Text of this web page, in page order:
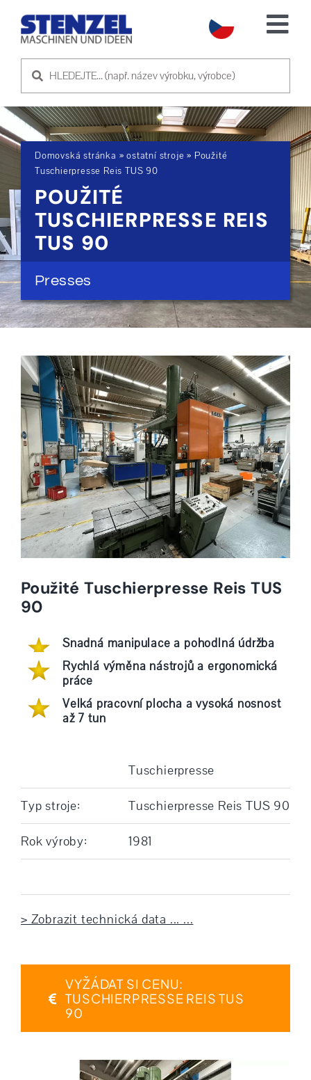
POUŽITÉ STROJE
PRODEJ STROJE
SLUŽBA
O NÁS
KONTAKTUJTE NÁS
Domovská stránka »ostatní stroje » Použité
Tuschierpresse Reis TUS 90
POUŽITÉ
TUSCHIERPRESSE REIS
TUS 90
Presses
Použité Tuschierpresse Reis TUS
90
Snadná manipulace a pohodlná údržba
Rychlá výměna nástrojů a ergonomická
práce
Velká pracovní plocha a vysoká nosnost
až 7 tun
Tuschierpresse
Typ stroje: Tuschierpresse Reis TUS 90
Rok výroby: 1981
> Zobrazit technická data ... ...
VYŽÁDAT SI CENU:
TUSCHIERPRESSE REIS TUS
90